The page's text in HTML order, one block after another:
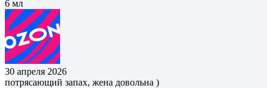
6 мл
30 апреля 2026
потрясающий запах, жена довольна )